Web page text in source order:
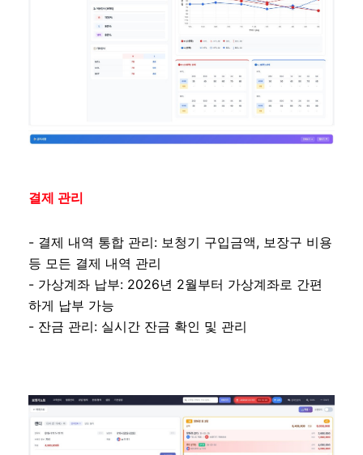
결제 관리
- 결제 내역 통합 관리: 보청기 구입금액, 보장구 비용
등 모든 결제 내역 관리
- 가상계좌 납부: 2026년 2월부터 가상계좌로 간편
하게 납부 가능
- 잔금 관리: 실시간 잔금 확인 및 관리